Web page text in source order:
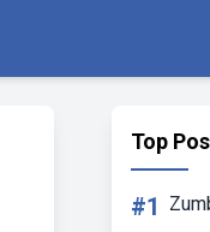
Top
#1